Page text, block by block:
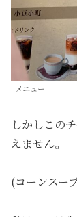
メニュー
しかしこの
えません。
(コーンスー